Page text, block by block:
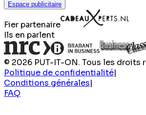
Espace publicitaire
Fier partenaire
Ils en parlent
© 2026 PUT-IT-ON. Tous les droits
Politique de confidentialité|
Conditions générales|
FAQ